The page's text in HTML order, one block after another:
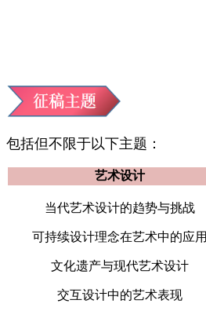
包括但不限于以下主题：
艺术设计
当代艺术设计的趋势与挑战
可持续设计理念在艺术中的应用
文化遗产与现代艺术设计
交互设计中的艺术表现